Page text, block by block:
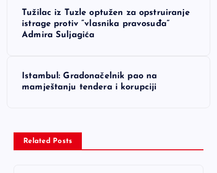
c
Tužilac iz Tuzle optužen za opstruiranje
istrage protiv “vlasnika pravosuđa”
Admira Suljagića
Istambul: Gradonačelnik pao na
mamještanju tendera i korupciji
Related Posts